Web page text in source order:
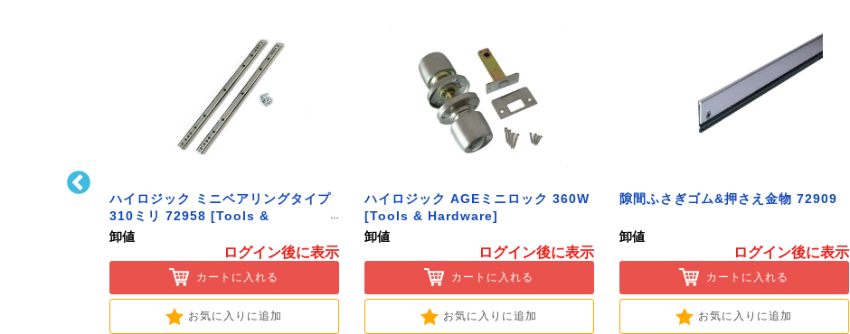
ハイロジック ミニベアリングタイプ
310ミリ 72958 [Tools &
Hardware]
卸値
ログイン後に表示
カートに入れる
お気に入りに追加
ハイロジック AGEミニロック 360W
[Tools & Hardware]
卸値
ログイン後に表示
カートに入れる
お気に入りに追加
隙間ふさぎゴム&押さえ金物 72909
卸値
ログイン後に表示
カートに入れる
お気に入りに追加